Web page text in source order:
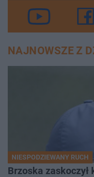
NAJNOWSZE Z
NIESPODZIEWANY RUCH
Brzoska zaskoczył